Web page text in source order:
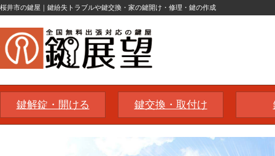
桜井市の鍵屋｜鍵紛失トラブルや鍵交換・家の鍵開け・修理・鍵の作成
鍵解錠・開ける 鍵交換・取付け